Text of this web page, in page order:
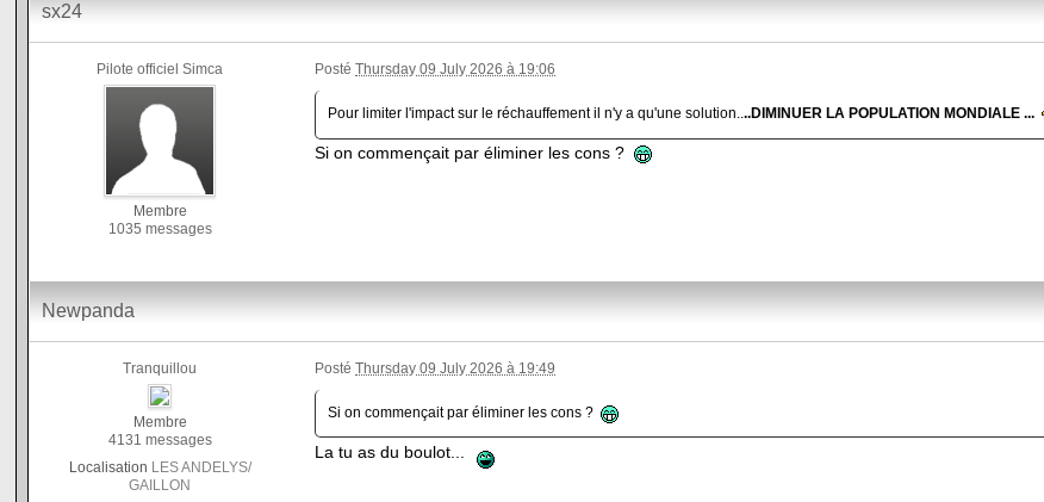
sx24
Pilote officiel Simca
Membre
1035 messages
PostéThursday 09 July 2026 à 19:06
Pour limiter l'impact sur le réchauffement il n'y a qu'une solution....DIMINUER LA POPULATION MONDIALE ...
Si on commençait par éliminer les cons ?
Newpanda
Tranquillou
Membre
4131 messages
Localisation LES ANDELYS/
GAILLON
PostéThursday 09 July 2026 à 19:49
Si on commençait par éliminer les cons ?
La tu as du boulot...